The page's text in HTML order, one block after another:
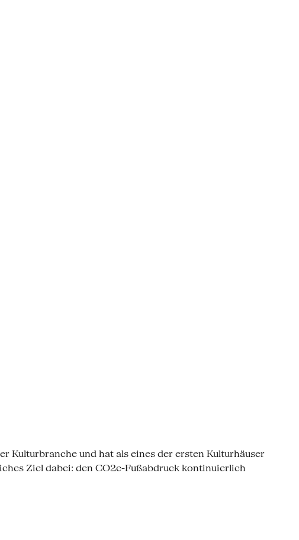
Kulturbranche und hat als eines der ersten Kulturhäuser
Ziel dabei: den CO2e-Fußabdruck kontinuierlich